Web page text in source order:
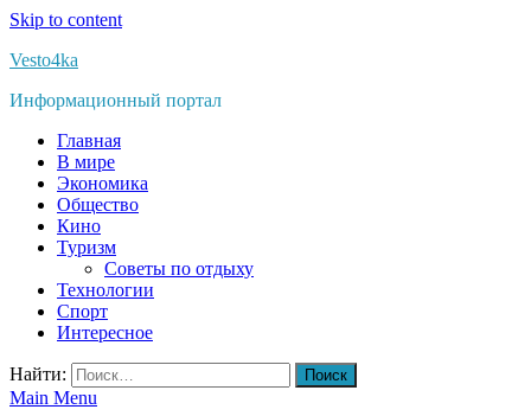
Skip to content
Vesto4ka
Информационный портал
Главная
В мире
Экономика
Общество
Кино
Туризм
Советы по отдыху
Технологии
Спорт
Интересное
Найти:
Main Menu